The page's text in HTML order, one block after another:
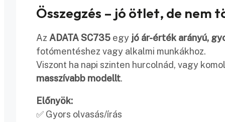
Összegzés – jó ötlet, de nem
Az ADATA SC735 egy jó ár-érték arányú,
fotómentéshez vagy alkalmi munkákhoz.
Viszont ha napi szinten hurcolnád, vagy
masszívabb modellt.
Előnyök:
✅ Gyors olvasás/írás